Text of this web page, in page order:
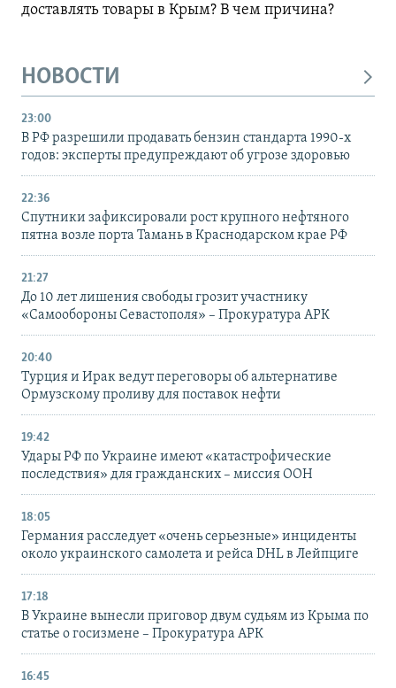
доставлять товары в Крым? В чем причина?
НОВОСТИ
23:00
В РФ разрешили продавать бензин стандарта 1990-х
годов: эксперты предупреждают об угрозе здоровью
22:36
Спутники зафиксировали рост крупного нефтяного
пятна возле порта Тамань в Краснодарском крае РФ
21:27
До 10 лет лишения свободы грозит участнику
«Самообороны Севастополя» – Прокуратура АРК
20:40
Турция и Ирак ведут переговоры об альтернативе
Ормузскому проливу для поставок нефти
19:42
Удары РФ по Украине имеют «катастрофические
последствия» для гражданских – миссия ООН
18:05
Германия расследует «очень серьезные» инциденты
около украинского самолета и рейса DHL в Лейпциге
17:18
В Украине вынесли приговор двум судьям из Крыма по
статье о госизмене – Прокуратура АРК
16:45